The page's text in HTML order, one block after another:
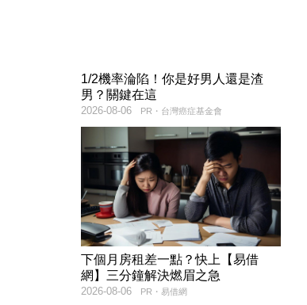
1/2機率淪陷！你是好男人還是渣
男？關鍵在這
PR・台灣癌症基金會
2026-08-06
下個月房租差一點？快上【易借
網】三分鐘解決燃眉之急
PR・易借網
2026-08-06